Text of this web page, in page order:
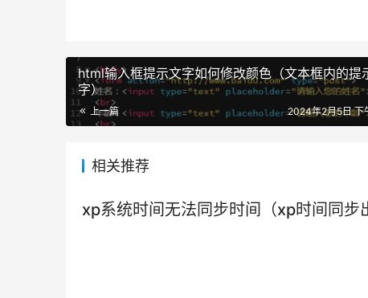
html输入框提示文字如何修改颜色（文本框内的提
字）
上一篇 2024年2月5日 下
相关推荐
xp系统时间无法同步时间（xp时间同步